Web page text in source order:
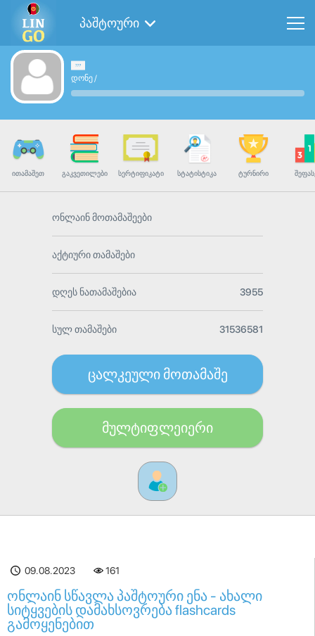
პაშტოური
დონე/
ᲘᲗᲐᲛᲐᲨᲔᲗ ᲒᲐᲙᲕᲔᲗᲘᲚᲔᲑᲘ ᲡᲔᲠᲢᲘᲤᲘᲙᲐᲢᲘ ᲡᲢᲐᲢᲘᲡᲢᲘᲙᲐ ᲢᲣᲠᲜᲘᲠᲘ
ონლაინ მოთამაშეები
აქტიური თამაშები
დღეს ნათამაშებია 3955
სულ თამაშები 31536581
ცალკეული მოთამაშე
მულტიფლეიერი
09.08.2023 161
ონლაინ სწავლა პაშტოური ენა - ახალი
სიტყვების დამახსოვრება flashcards
გამოყენებით